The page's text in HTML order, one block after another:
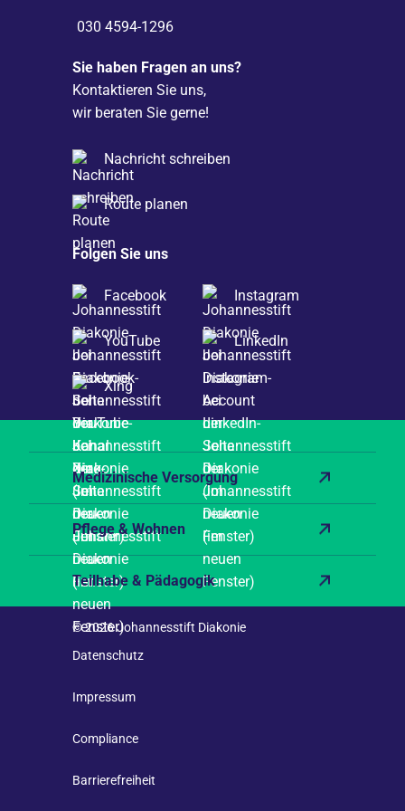
030 4594-1296
Sie haben Fragen an uns?
Kontaktieren Sie uns,
wir beraten Sie gerne!
Nachricht schreiben
Route planen
Folgen Sie uns
Facebook Instagram
YouTube LinkedIn
Xing
Medizinische Versorgung
Pflege & Wohnen
Teilhabe & Pädagogik
© 2026 Johannesstift Diakonie
Datenschutz
Impressum
Compliance
Barrierefreiheit